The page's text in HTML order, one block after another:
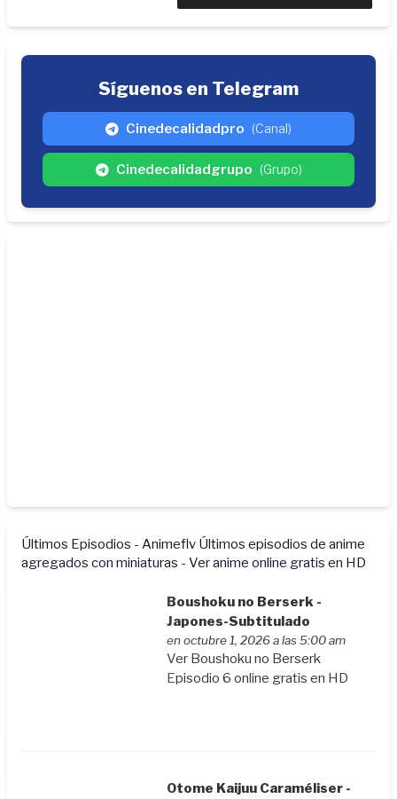
Síguenos en Telegram
Cinedecalidadpro (Canal)
Cinedecalidadgrupo (Grupo)
Últimos Episodios - Animeflv Últimos episodios de anime
agregados con miniaturas - Ver anime online gratis en HD
Boushoku no Berserk -
Japones-Subtitulado
en octubre 1, 2026 a las 5:00 am
Ver Boushoku no Berserk
Episodio 6 online gratis en HD
Otome Kaijuu Caraméliser -